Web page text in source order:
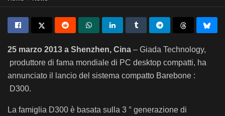
25 marzo 2013 a Shenzhen, Cina – Giada Technology,
produttore di fama mondiale di PC desktop compatti, ha
annunciato il lancio del sistema compatto Barebone :
D300.
La famiglia D300 è basata sulla 3 ° generazione di